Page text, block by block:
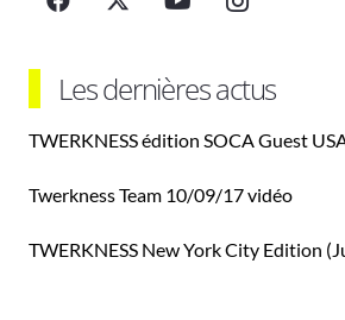
Les dernières actus
TWERKNESS édition SOCA Guest
Twerkness Team 10/09/17 vidéo
TWERKNESS New York City Edition